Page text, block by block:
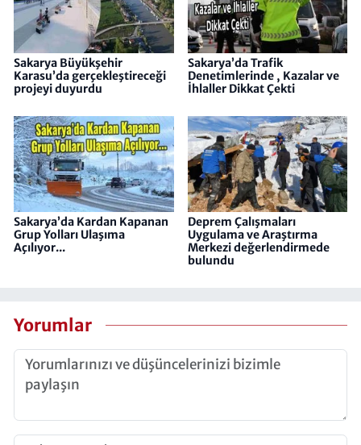
Sakarya Büyükşehir
Karasu’da gerçekleştireceği
projeyi duyurdu
Sakarya’da Trafik
Denetimlerinde , Kazalar ve
İhlaller Dikkat Çekti
Sakarya’da Kardan Kapanan
Grup Yolları Ulaşıma
Açılıyor...
Deprem Çalışmaları
Uygulama ve Araştırma
Merkezi değerlendirmede
bulundu
Yorumlar